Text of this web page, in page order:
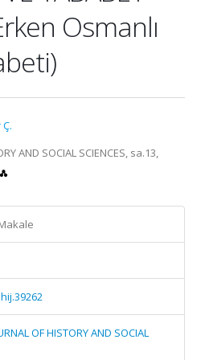
Osmanlı
AND SOCIAL SCIENCES, sa.13,
OF HISTORY AND SOCIAL